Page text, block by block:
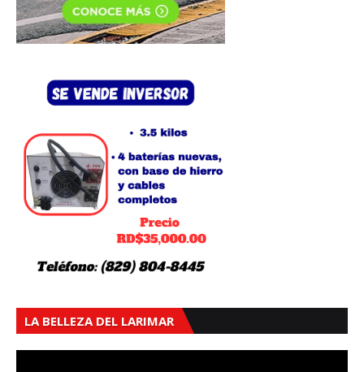
LA BELLEZA DEL LARIMAR